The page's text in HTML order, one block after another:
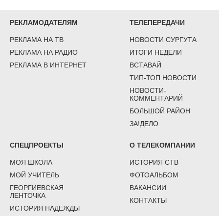
РЕКЛАМОДАТЕЛЯМ
РЕКЛАМА НА ТВ
РЕКЛАМА НА РАДИО
РЕКЛАМА В ИНТЕРНЕТ
ТЕЛЕПЕРЕДАЧИ
НОВОСТИ СУРГУТА
ИТОГИ НЕДЕЛИ
ВСТАВАЙ
ТИП-ТОП НОВОСТИ
НОВОСТИ-
КОММЕНТАРИЙ
БОЛЬШОЙ РАЙОН
ЗА!ДЕЛО
СПЕЦПРОЕКТЫ
МОЯ ШКОЛА
МОЙ УЧИТЕЛЬ
ГЕОРГИЕВСКАЯ
ЛЕНТОЧКА
ИСТОРИЯ НАДЕЖДЫ
О ТЕЛЕКОМПАНИИ
ИСТОРИЯ СТВ
ФОТОАЛЬБОМ
ВАКАНСИИ
КОНТАКТЫ